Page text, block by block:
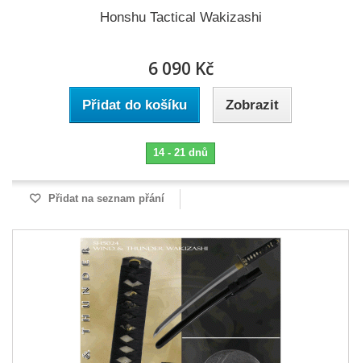
Honshu Tactical Wakizashi
6 090 Kč
Přidat do košíku Zobrazit
14 - 21 dnů
Přidat na seznam přání